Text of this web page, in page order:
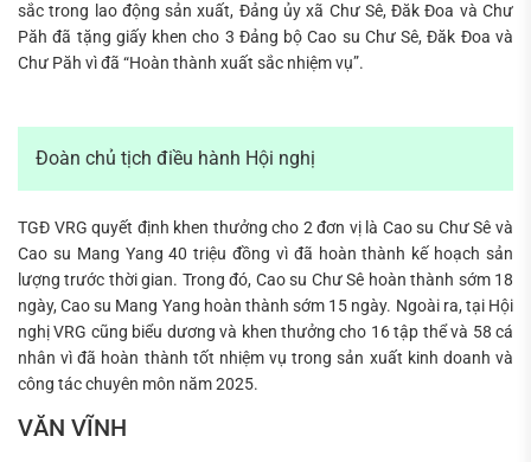
sắc trong lao động sản xuất, Đảng ủy xã Chư Sê, Đăk Đoa và Chư
Păh đã tặng giấy khen cho 3 Đảng bộ Cao su Chư Sê, Đăk Đoa và
Chư Păh vì đã “Hoàn thành xuất sắc nhiệm vụ”.
Đoàn chủ tịch điều hành Hội nghị
TGĐ VRG quyết định khen thưởng cho 2 đơn vị là Cao su Chư Sê và
Cao su Mang Yang 40 triệu đồng vì đã hoàn thành kế hoạch sản
lượng trước thời gian. Trong đó, Cao su Chư Sê hoàn thành sớm 18
ngày, Cao su Mang Yang hoàn thành sớm 15 ngày. Ngoài ra, tại Hội
nghị VRG cũng biểu dương và khen thưởng cho 16 tập thể và 58 cá
nhân vì đã hoàn thành tốt nhiệm vụ trong sản xuất kinh doanh và
công tác chuyên môn năm 2025.
VĂN VĨNH